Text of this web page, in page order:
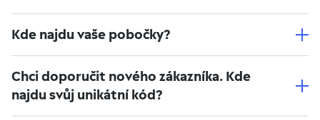
Kde najdu vaše pobočky?
Chci doporučit nového zákazníka. Kde
najdu svůj unikátní kód?